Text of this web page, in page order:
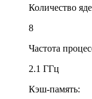
Количество
8
Частота
2.1 ГГц
Кэш-память: